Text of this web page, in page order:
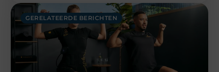
GERELATEERDE BERICHTEN